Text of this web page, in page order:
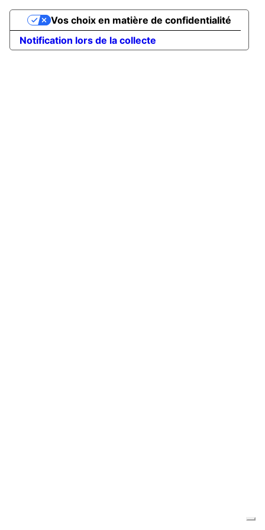
Notification lors de la collecte
Vos choix en matière de confidentialité